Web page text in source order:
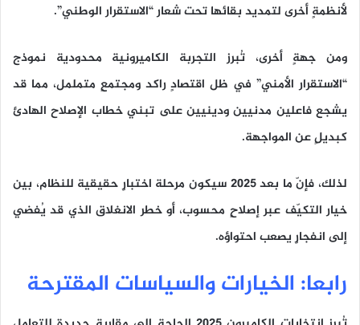
لأنظمةٍ أخرى لتمديد بقائها تحت شعار “الاستقرار الوطني”.
ومن جهةٍ أخرى، تُبرز التجربة الكاميرونية محدودية نموذج
“الاستقرار الأمني” في ظل اقتصادٍ راكد ومجتمعٍ متململ، مما قد
يشجع فاعلين مدنيين ودينيين على تبني خطاب الإصلاح الهادئ
كبديلٍ عن المواجهة.
لذلك، فإنّ ما بعد 2025 سيكون مرحلة اختبارٍ حقيقية للنظام، بين
خيار التكيّف عبر إصلاحٍ محسوب، أو خطر الانغلاق الذي قد يُفضي
إلى انفجارٍ يصعب احتواؤه.
رابعا: الخيارات والسياسات المقترحة